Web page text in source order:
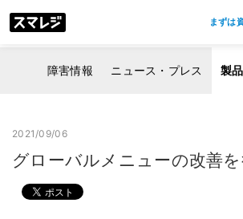
まずは
障害情報 ニュース・プレス 製
2021/09/06
グローバルメニューの改善